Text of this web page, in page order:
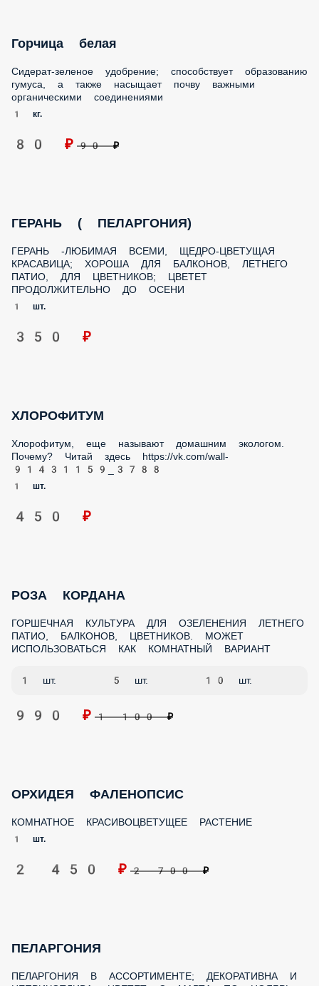
Горчица белая
Сидерат-зеленое удобрение; способствует образованию
гумуса, а также насыщает почву важными органическими
соединениями
1 кг.
80 ₽
ГЕРАНЬ ( ПЕЛАРГОНИЯ)
ГЕРАНЬ -ЛЮБИМАЯ ВСЕМИ, ЩЕДРО-ЦВЕТУЩАЯ
КРАСАВИЦА; ХОРОША ДЛЯ БАЛКОНОВ, ЛЕТНЕГО ПАТИО,
ДЛЯ ЦВЕТНИКОВ; ЦВЕТЕТ ПРОДОЛЖИТЕЛЬНО ДО ОСЕНИ
1 шт.
Читай здесь https://vk.com/wall-91431159_3788
1 шт.
450 ₽
ГОРШЕЧНАЯ КУЛЬТУРА ДЛЯ ОЗЕЛЕНЕНИЯ ЛЕТНЕГО ПАТИО,
БАЛКОНОВ, ЦВЕТНИКОВ. МОЖЕТ ИСПОЛЬЗОВАТЬСЯ КАК
КОМНАТНЫЙ ВАРИАНТ
1 шт. 5 шт. 10 шт.
990 ₽ 1 100 ₽
КОМНАТНОЕ КРАСИВОЦВЕТУЩЕЕ РАСТЕНИЕ
2 450 ₽
ПЕЛАРГОНИЯ В АССОРТИМЕНТЕ; ДЕКОРАТИВНА И
1 шт.